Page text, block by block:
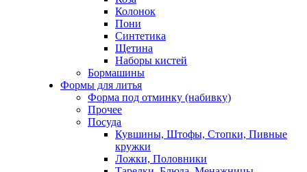
Колонок
Пони
Синтетика
Щетина
Наборы кистей
Бормашины
Формы для литья
Форма под отминку (набивку)
Прочее
Посуда
Кувшины, Штофы, Стопки, Пивные
кружки
Ложки, Половники